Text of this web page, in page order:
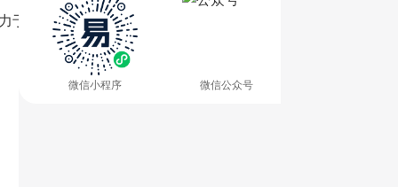
为全球学者提供全学科开放获取（OA）学术出版服务
微信小程序 微信公众号